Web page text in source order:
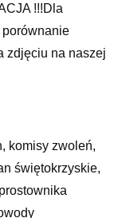
!!!Dla
zdjęciu na naszej
komisy zwoleń,
świętokrzyskie,